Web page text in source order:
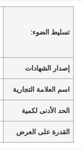
تسليط الضوء:
إصدار الشهادات
اسم العلامة التجارية
الحد الأدنى لكمية
القدرة على العرض